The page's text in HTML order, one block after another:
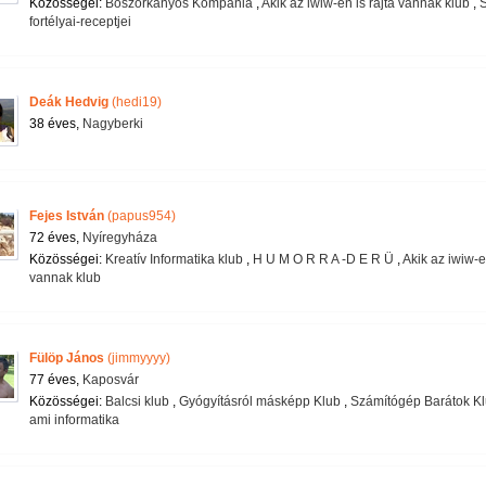
Közösségei: Boszorkányos Kompánia,Akik az iwiw-en is rajta vannak klub,
fortélyai-receptjei
Deák Hedvig(hedi19)
38 éves, Nagyberki
Fejes István(papus954)
72 éves, Nyíregyháza
Közösségei: Kreatív Informatika klub, H U M O R R A -D E R Ü ,Akik az iwiw-
vannak klub
Fülöp János (jimmyyyy)
77 éves, Kaposvár
Közösségei: Balcsi klub, Gyógyításról másképp Klub, Számítógép Barátok
ami informatika